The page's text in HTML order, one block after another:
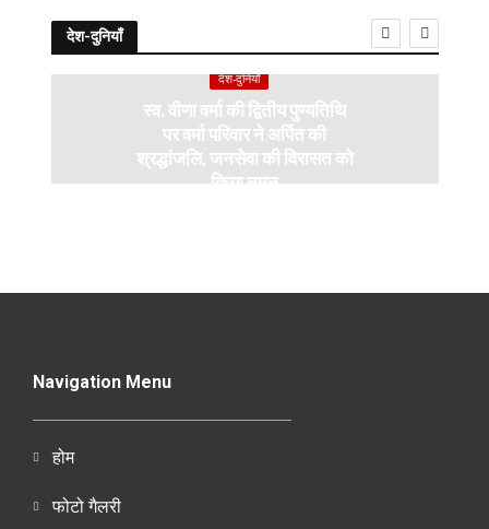
देश-दुनियाँ
देश-दुनियाँ
स्व. वीणा वर्मा की द्वितीय पुण्यतिथि
पर वर्मा परिवार ने अर्पित की
श्रद्धांजलि, जनसेवा की विरासत को
किया नमन
Navigation Menu
होम
फोटो गैलरी